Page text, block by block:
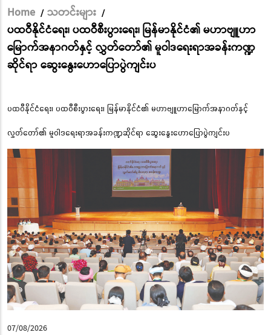
Breadcrumb
Home / သတင်းများ /
ပထဝီနိုင်ငံရေး၊ ပထဝီစီးပွားရေး၊ မြန်မာနိုင်ငံ၏ မဟာဗျူဟာ
မြောက်အနာဂတ်နှင့် လွှတ်တော်၏ မူဝါဒရေးရာအခန်းကဏ္ဍ
ဆိုင်ရာ ဆွေးနွေးဟောပြောပွဲကျင်းပ
ပထဝီနိုင်ငံရေး၊ ပထဝီစီးပွားရေး၊ မြန်မာနိုင်ငံ၏ မဟာဗျူဟာမြောက်အနာဂတ်နှင့်
လွှတ်တော်၏ မူဝါဒရေးရာအခန်းကဏ္ဍဆိုင်ရာ ဆွေးနွေးဟောပြောပွဲကျင်းပ
07/08/2026